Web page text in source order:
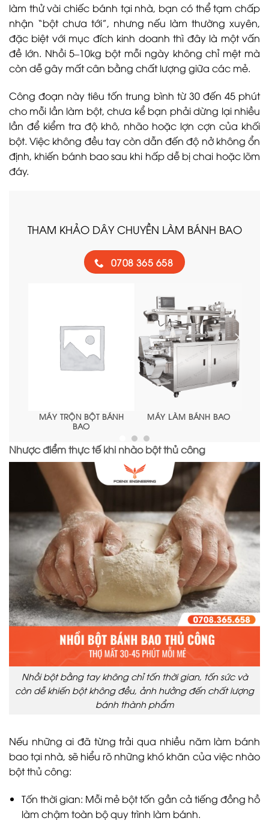
làm thử vài chiếc bánh tại nhà, bạn có thể tạm chấp
nhận “bột chưa tới”, nhưng nếu làm thường xuyên,
đặc biệt với mục đích kinh doanh thì đây là một vấn
đề lớn. Nhồi 5–10kg bột mỗi ngày không chỉ mệt mà
còn dễ gây mất cân bằng chất lượng giữa các mẻ.
Công đoạn này tiêu tốn trung bình từ 30 đến 45 phút
cho mỗi lần làm bột, chưa kể bạn phải dừng lại nhiều
lần để kiểm tra độ khô, nhão hoặc lợn cợn của khối
bột. Việc không đều tay còn dẫn đến độ nở không ổn
định, khiến bánh bao sau khi hấp dễ bị chai hoặc lõm
đáy.
THAM KHẢO DÂY CHUYỀN LÀM BÁNH BAO
0708 365 658
MÁY CÁN BỘT BÁNH
BAO
MÁY TẠO HÌNH BÁNH
Nhược điểm thực tế khi nhào bột thủ công
Nhồi bột bằng tay không chỉ tốn thời gian, tốn sức và
còn dễ khiến bột không đều, ảnh hưởng đến chất lượng
bánh thành phẩm
Nếu những ai đã từng trải qua nhiều năm làm bánh
bao tại nhà, sẽ hiểu rõ những khó khăn của việc nhào
bột thủ công:
Tốn thời gian: Mỗi mẻ bột tốn gần cả tiếng đồng hồ
làm chậm toàn bộ quy trình làm bánh.